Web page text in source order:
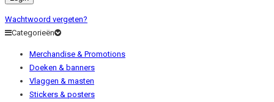
Wachtwoord vergeten?
Categorieën
Merchandise & Promotions
Doeken & banners
Vlaggen & masten
Stickers & posters